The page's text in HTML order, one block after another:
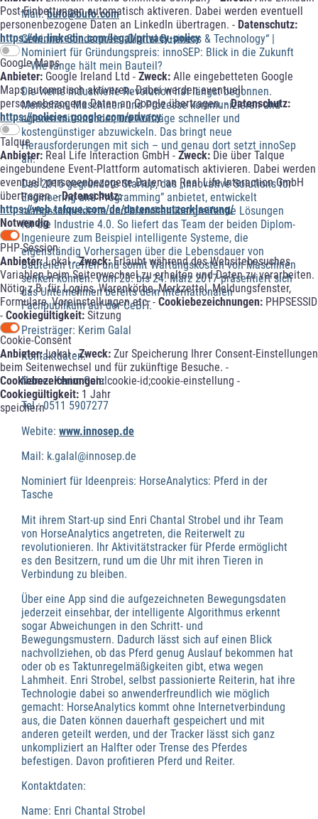
Post-Einbettungen automatisch aktiveren. Dabei werden eventuell
personenbezogene Daten an LinkedIn übertragen. - Datenschutz:
https://de.linkedin.com/legal/privacy-policy
Google Maps
Anbieter: Google Ireland Ltd - Zweck: Alle eingebetteten Google
Maps automatisch aktiveren. Dabei werden eventuell
personenbezogene Daten an Google übertragen. -Datenschutz:
https://policies.google.com/privacy
Talque
Anbieter: Real Life Interaction GmbH - Zweck: Die über Talque
eingebundene Event-Plattform automatisch aktivieren. Dabei werden
eventuell personenbezogene Daten an Real Life Interaction GmbH
übertragen. -Datenschutz:
https://web.talque.com/de/datenschutzerklaerung/
Notwendig
PHP-Session
Anbieter:Lokal -Zweck:Erlaubt während des Websitebesuches
Variablen beim Seitenwechsel zu erhalten und Daten zu verarbeiten.
Nötig z.B. für Logins, Warenkörbe, Merkzettel, Meldungsfenster,
Formulare, Voreinstellungen etc. - Cookiebezeichnungen: PHPSESSID
- Cookiegültigkeit: Sitzung
Cookie-Consent
Anbieter:Lokal -Zweck: Zur Speicherung Ihrer Consent-Einstellungen
beim Seitenwechsel und für zukünftige Besuche. -
Cookiebezeichnungen:cookie-id;cookie-einstellung -
Cookiegültigkeit: 1 Jahr
speichern
Mail:bufo@bufo.com
Gewinner Sonderpreis „Digital Business & Technology“ |
Nominiert für Gründungspreis: innoSEP: Blick in die Zukunft
– Wie lange hält mein Bauteil?
Die vierte industrielle Revolution hat längst begonnen.
Menschen, Maschinen und Prozesse kommunizieren und
agieren miteinander, um Aufträge schneller und
kostengünstiger abzuwickeln. Das bringt neue
Herausforderungen mit sich – und genau dort setzt innoSep
an.
Das 2016 gegründete Startup, das „innovative Solutions for
Engineering and Programming” anbietet, entwickelt
maßgeschneiderte und branchenübergreifende Lösungen
für die Industrie 4.0. So liefert das Team der beiden Diplom-
Ingenieure zum Beispiel intelligente Systeme, die
eigenständig Vorhersagen über die Lebensdauer von
Bauteilen treffen und somit Wartungskosten von Maschinen
senken können. Vom 20. bis 24. März 2017 präsentiert sich
das Unternehmen bereits dem internationalen
Fachpublikum auf der CeBIT.
Preisträger: Kerim Galal
Kontaktdaten:
Name: Kerim Galal
Tel.: 0511 5907277
Webite: www.innosep.de
Mail: k.galal@innosep.de
Nominiert für Ideenpreis: HorseAnalytics: Pferd in der
Tasche
Mit ihrem Start-up sind Enri Chantal Strobel und ihr Team
von HorseAnalytics angetreten, die Reiterwelt zu
revolutionieren. Ihr Aktivitätstracker für Pferde ermöglicht
es den Besitzern, rund um die Uhr mit ihren Tieren in
Verbindung zu bleiben.
Über eine App sind die aufgezeichneten Bewegungsdaten
jederzeit einsehbar, der intelligente Algorithmus erkennt
sogar Abweichungen in den Schritt- und
Bewegungsmustern. Dadurch lässt sich auf einen Blick
nachvollziehen, ob das Pferd genug Auslauf bekommen hat
oder ob es Taktunregelmäßigkeiten gibt, etwa wegen
Lahmheit. Enri Strobel, selbst passionierte Reiterin, hat ihre
Technologie dabei so anwenderfreundlich wie möglich
gemacht: HorseAnalytics kommt ohne Internetverbindung
aus, die Daten können dauerhaft gespeichert und mit
anderen geteilt werden, und der Tracker lässt sich ganz
unkompliziert an Halfter oder Trense des Pferdes
befestigen. Davon profitieren Pferd und Reiter.
Kontaktdaten:
Name: Enri Chantal Strobel